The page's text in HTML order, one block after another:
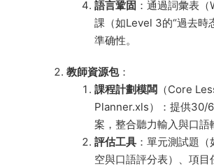
語言鞏固 ：通過詞彙表
課（如Level 3的“過去時
準确性。
教師資源包：
課程計劃模闆 （Core
Planner.xls）：提供30/
案，整合聽力輸入與口語
評估工具 ：單元測試題
空與口語評分表）、項